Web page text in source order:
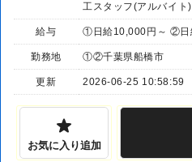
工スタッフ(アルバイト)
給与 ①日給10,000円～ ②日
勤務地 ①②千葉県船橋市
更新 2026-06-25 10:58:59
お気に入り追加